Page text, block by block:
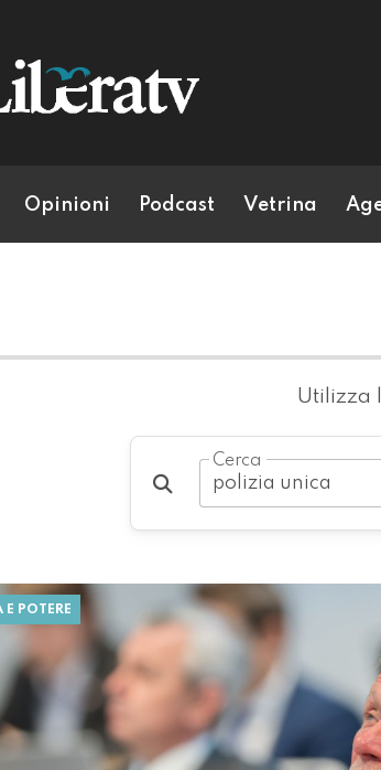
Opinioni Podcast Vetrina
Utilizza
Cerca
E POTERE